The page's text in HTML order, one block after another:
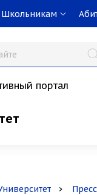
Школьникам
портал